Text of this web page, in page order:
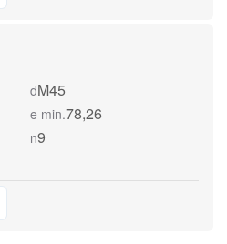
dM45
e min.78,26
n9